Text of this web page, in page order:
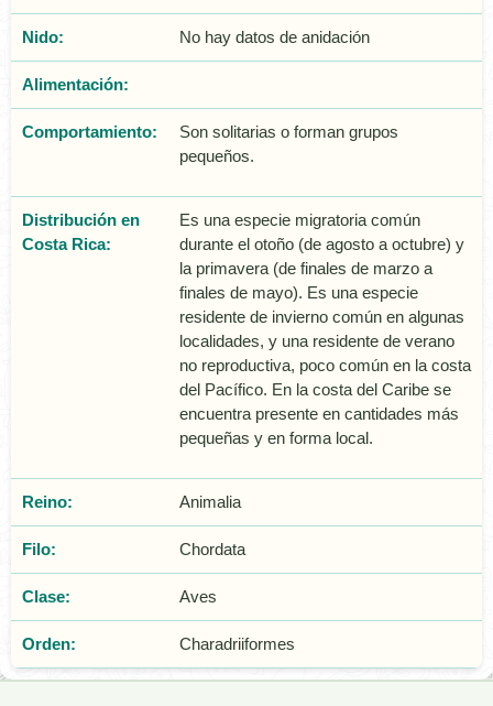
Nido: No hay datos de anidación
Alimentación:
Comportamiento:
Son solitarias o forman grupos
pequeños.
Distribución en
Costa Rica:
Es una especie migratoria común
durante el otoño (de agosto a octubre) y
la primavera (de finales de marzo a
finales de mayo). Es una especie
residente de invierno común en algunas
localidades, y una residente de verano
no reproductiva, poco común en la costa
del Pacífico. En la costa del Caribe se
encuentra presente en cantidades más
pequeñas y en forma local.
Reino: Animalia
Filo: Chordata
Clase: Aves
Orden: Charadriiformes